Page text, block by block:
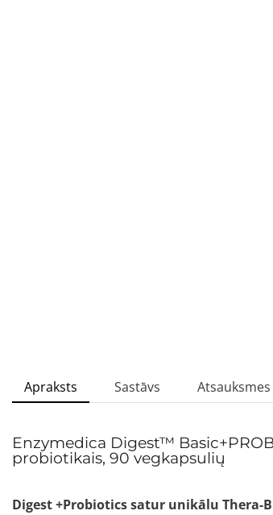
Apraksts Sastāvs Atsauksmes
Enzymedica Digest™
probiotikais, 90 vegkapsulių
Digest +Probiotics satur unikālu Thera-